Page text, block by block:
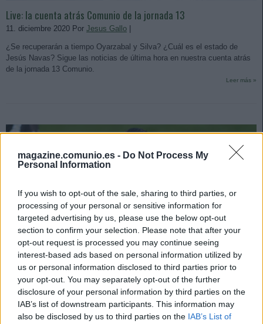
magazine.comunio.es - Do Not Process My
Personal Information
If you wish to opt-out of the sale, sharing to third parties, or
processing of your personal or sensitive information for
targeted advertising by us, please use the below opt-out
section to confirm your selection. Please note that after your
opt-out request is processed you may continue seeing
interest-based ads based on personal information utilized by
us or personal information disclosed to third parties prior to
your opt-out. You may separately opt-out of the further
disclosure of your personal information by third parties on the
IAB’s list of downstream participants. This information may
also be disclosed by us to third parties on the IAB’s List of
Live: la cuenta atrás Comunio de la jornada 13
11. diciembre 2020 Por Jesus Gallo |
¿Se recuperarán a tiempo Oyarzabal y Silva? ¿Cuál es el estado de
Jesús Navas? Sigue las noticias de última hora en nuestra cuenta atrás
de la jornada 13 Comunio.
Leer más »
El Madrid en horas bajas: ¿en qué jugadores confiar?
2. diciembre 2020 Por Jesus Gallo|